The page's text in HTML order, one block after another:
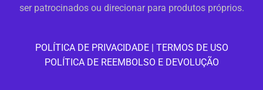
ser patrocinados ou direcionar para produtos próprios.
POLÍTICA DE PRIVACIDADE| TERMOS DE USO
POLÍTICA DE REEMBOLSO E DEVOLUÇÃO